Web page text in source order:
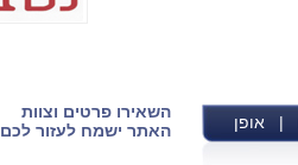
| אופן
השאירו פרטים וצוות
האתר ישמח לעזור לכם